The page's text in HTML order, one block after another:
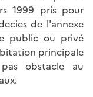
1999 pris pour
de l'annexe
public ou privé
principale
obstacle au